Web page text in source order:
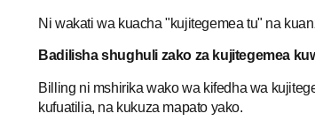
Ni wakati wa kuacha "kujitegemea tu" na
Badilisha shughuli zako za kujitegemea
Billing ni mshirika wako wa kifedha wa
kufuatilia, na kukuza mapato yako.